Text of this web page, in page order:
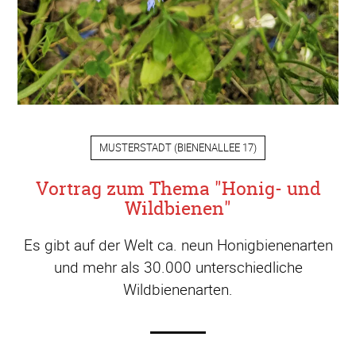
MUSTERSTADT (BIENENALLEE 17)
Vortrag zum Thema "Honig- und
Wildbienen"
Es gibt auf der Welt ca. neun Honigbienenarten
und mehr als 30.000 unterschiedliche
Wildbienenarten.